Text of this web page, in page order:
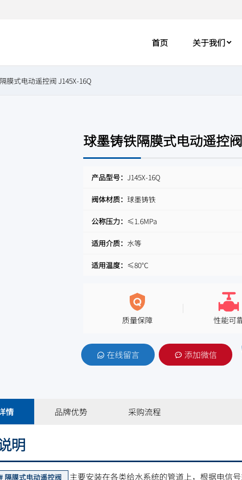
首页 关于我们
膜式电动遥控阀 J145X-16Q
球墨铸铁隔膜式电动遥控
产品型号： J145X-16Q
阀体材质： 球墨铸铁
公称压力： ≤1.6MPa
适用介质： 水等
适用温度： ≤80℃
质量保障 性能可
在线留言 添加微信
情 品牌优势 采购流程
明
隔膜式电动遥控阀
主要安装在各类给水系统的管道上，根据电信